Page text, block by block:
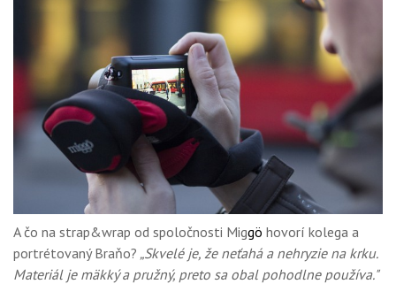
A čo na strap&wrap od spoločnosti Miggö hovorí kolega a
portrétovaný Braňo? „Skvelé je, že neťahá a nehryzie na krku.
Materiál je mäkký a pružný, preto sa obal pohodlne používa."